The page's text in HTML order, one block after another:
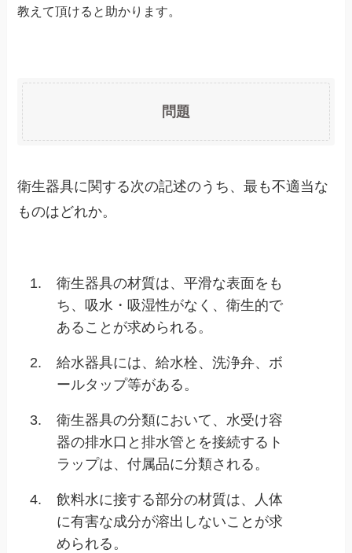
教えて頂けると助かります。
問題
衛生器具に関する次の記述のうち、最も不適当な
ものはどれか。
1.
衛生器具の材質は、平滑な表面をも
ち、吸水・吸湿性がなく、衛生的で
あることが求められる。
2.
給水器具には、給水栓、洗浄弁、ボ
ールタップ等がある。
3.
衛生器具の分類において、水受け容
器の排水口と排水管とを接続するト
ラップは、付属品に分類される。
4.
飲料水に接する部分の材質は、人体
に有害な成分が溶出しないことが求
められる。